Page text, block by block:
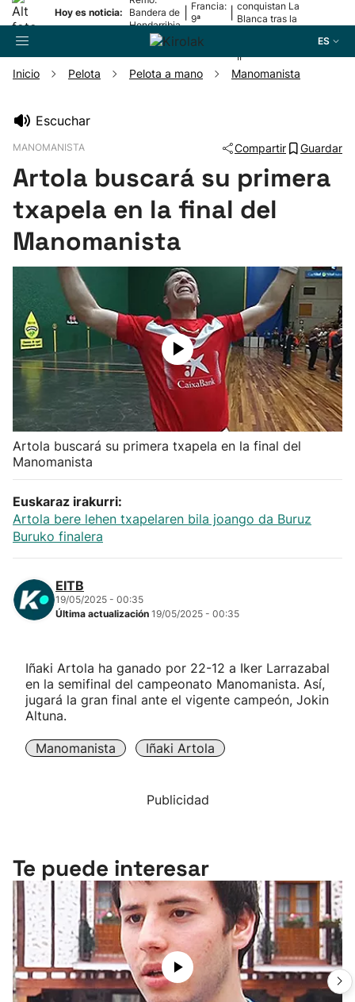
Hoy es noticia:
Bandera de
Hondarribia
Francia:
9ª
conquistan La
Blanca tras la
II
ES
Pelota
Remo
Baloncesto
Ciclismo
Herri-kirolak
Balonmano
Kirolak 360
Atletismo
Carreras de montaña
Más deportes
Inicio Pelota Pelota a mano Manomanista
Escuchar
MANOMANISTA Compartir Guardar
Artola buscará su primera
txapela en la final del
Manomanista
Artola buscará su primera txapela en la final del
Manomanista
Euskaraz irakurri:
Artola bere lehen txapelaren bila joango da Buruz
Buruko finalera
EITB
19/05/2025 - 00:35
Última actualización 19/05/2025 - 00:35
Iñaki Artola ha ganado por 22-12 a Iker Larrazabal
en la semifinal del campeonato Manomanista. Así,
jugará la gran final ante el vigente campeón, Jokin
Altuna.
Manomanista Iñaki Artola
Publicidad
Te puede interesar